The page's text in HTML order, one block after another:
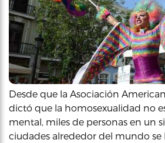
Desde que la Asociación
dictó que la homosexualidad no
mental, miles de personas en un
ciudades alrededor del mundo se